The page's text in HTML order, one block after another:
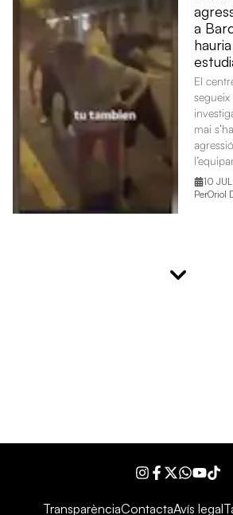
a
El
mai
10
PerOriol
TransparènciaContactaAvís legal